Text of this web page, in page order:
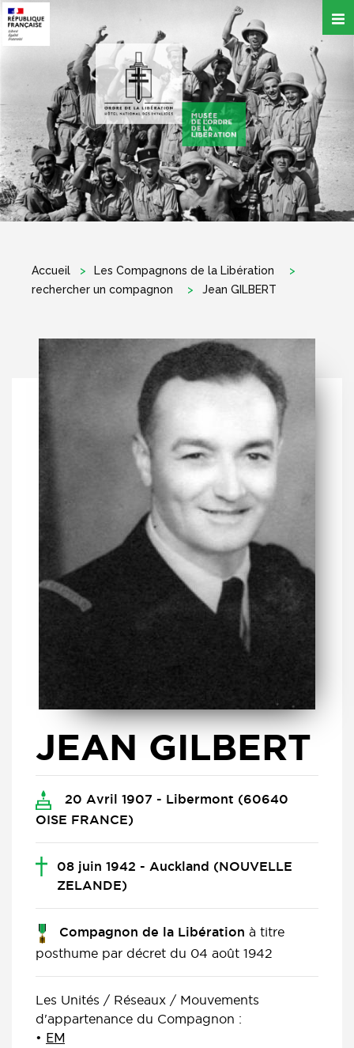
contenu
principal
Accueil
Les Compagnons de la Libération
rechercher un compagnon
Jean GILBERT
JEAN GILBERT
20 Avril 1907 - Libermont (60640
OISE FRANCE)
08 juin 1942 - Auckland (NOUVELLE
ZELANDE)
Compagnon de la Libération à titre
posthume par décret du 04 août 1942
Les Unités / Réseaux / Mouvements
d'appartenance du Compagnon :
EM